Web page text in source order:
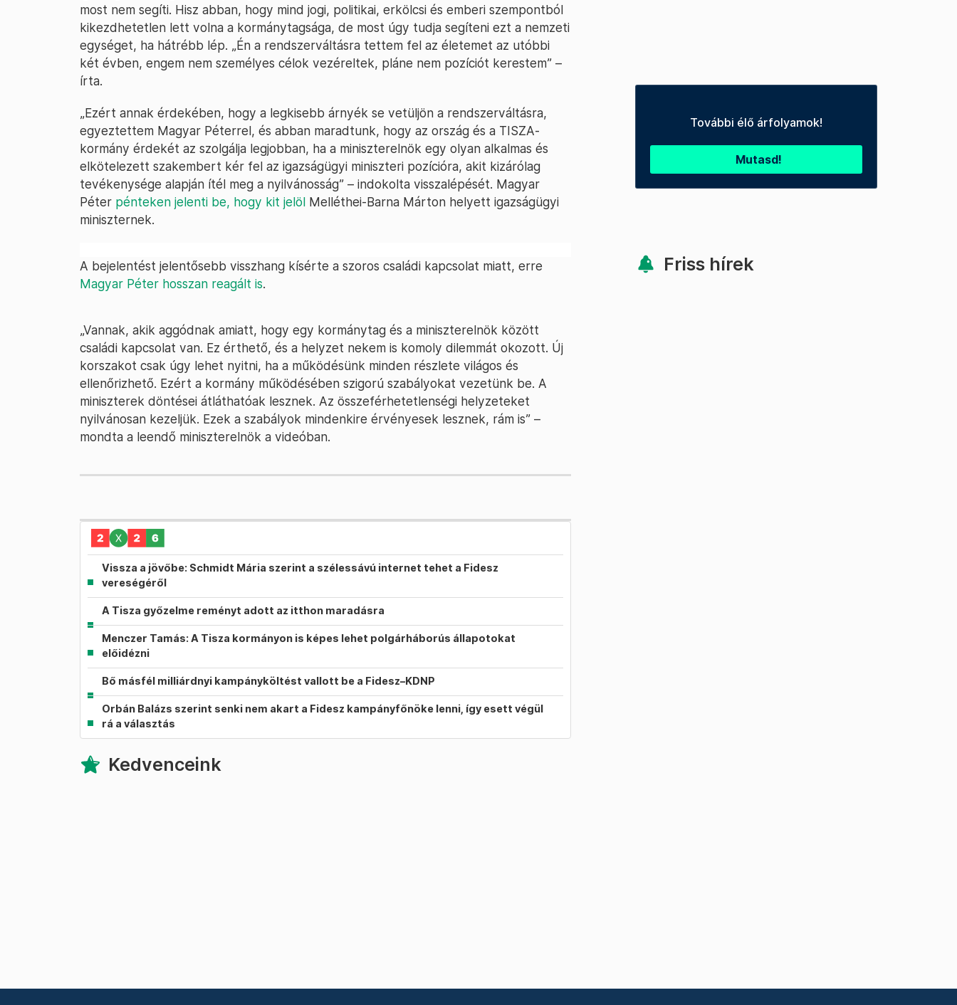
most nem segíti. Hisz abban, hogy mind jogi, politikai, erkölcsi és emberi szempontból
kikezdhetetlen lett volna a kormánytagsága, de most úgy tudja segíteni ezt a nemzeti
egységet, ha hátrébb lép. „Én a rendszerváltásra tettem fel az életemet az utóbbi
két évben, engem nem személyes célok vezéreltek, pláne nem pozíciót kerestem” –
írta.
„Ezért annak érdekében, hogy a legkisebb árnyék se vetüljön a rendszerváltásra,
egyeztettem Magyar Péterrel, és abban maradtunk, hogy az ország és a TISZA-
kormány érdekét az szolgálja legjobban, ha a miniszterelnök egy olyan alkalmas és
elkötelezett szakembert kér fel az igazságügyi miniszteri pozícióra, akit kizárólag
tevékenysége alapján ítél meg a nyilvánosság” – indokolta visszalépését. Magyar
Péter pénteken jelenti be, hogy kit jelöl Melléthei-Barna Márton helyett igazságügyi
miniszternek.
A bejelentést jelentősebb visszhang kísérte a szoros családi kapcsolat miatt, erre
Magyar Péter hosszan reagált is.
„Vannak, akik aggódnak amiatt, hogy egy kormánytag és a miniszterelnök között
családi kapcsolat van. Ez érthető, és a helyzet nekem is komoly dilemmát okozott. Új
korszakot csak úgy lehet nyitni, ha a működésünk minden részlete világos és
ellenőrizhető. Ezért a kormány működésében szigorú szabályokat vezetünk be. A
miniszterek döntései átláthatóak lesznek. Az összeférhetetlenségi helyzeteket
nyilvánosan kezeljük. Ezek a szabályok mindenkire érvényesek lesznek, rám is” –
mondta a leendő miniszterelnök a videóban.
Vissza a jövőbe: Schmidt Mária szerint a szélessávú internet tehet a Fidesz
vereségéről
A Tisza győzelme reményt adott az itthon maradásra
Menczer Tamás: A Tisza kormányon is képes lehet polgárháborús állapotokat
előidézni
Bő másfél milliárdnyi kampányköltést vallott be a Fidesz–KDNP
Orbán Balázs szerint senki nem akart a Fidesz kampányfőnöke lenni, így esett végül
rá a választás
Kedvenceink
További élő árfolyamok!
Mutasd!
Friss hírek